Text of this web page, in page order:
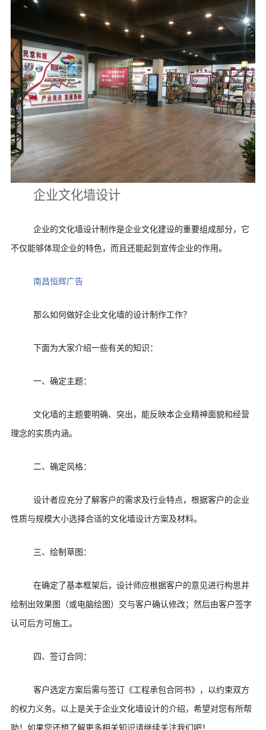
企业文化墙设计
企业的文化墙设计制作是企业文化建设的重要组成部分，它
不仅能够体现企业的特色，而且还能起到宣传企业的作用。
南昌恒辉广告
那么如何做好企业文化墙的设计制作工作？
下面为大家介绍一些有关的知识：
一、确定主题：
文化墙的主题要明确、突出，能反映本企业精神面貌和经营
理念的实质内涵。
二、确定风格：
设计者应充分了解客户的需求及行业特点，根据客户的企业
性质与规模大小选择合适的文化墙设计方案及材料。
三、绘制草图：
在确定了基本框架后，设计师应根据客户的意见进行构思并
绘制出效果图（或电脑绘图）交与客户确认修改；然后由客户签字
认可后方可施工。
四、签订合同：
客户选定方案后需与签订《工程承包合同书》，以约束双方
的权力义务。以上是关于企业文化墙设计的介绍，希望对您有所帮
助！如果您还想了解更多相关知识请继续关注我们吧！